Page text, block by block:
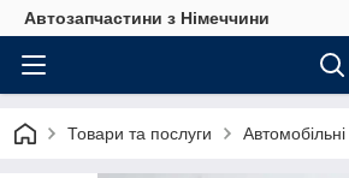
Автозапчастини з Німеччини
Товари та послуги